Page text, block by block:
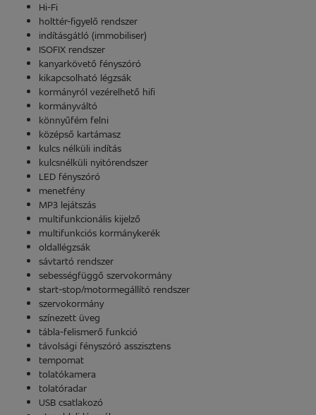
Hi-Fi
holttér-figyelő rendszer
indításgátló (immobiliser)
ISOFIX rendszer
kanyarkövető fényszóró
kikapcsolható légzsák
kormányról vezérelhető hifi
kormányváltó
könnyűfém felni
középső kartámasz
kulcs nélküli indítás
kulcsnélküli nyitórendszer
LED fényszóró
menetfény
MP3 lejátszás
multifunkcionális kijelző
multifunkciós kormánykerék
oldallégzsák
sávtartó rendszer
sebességfüggő szervokormány
start-stop/motormegállító rendszer
szervokormány
színezett üveg
tábla-felismerő funkció
távolsági fényszóró asszisztens
tempomat
tolatókamera
tolatóradar
USB csatlakozó